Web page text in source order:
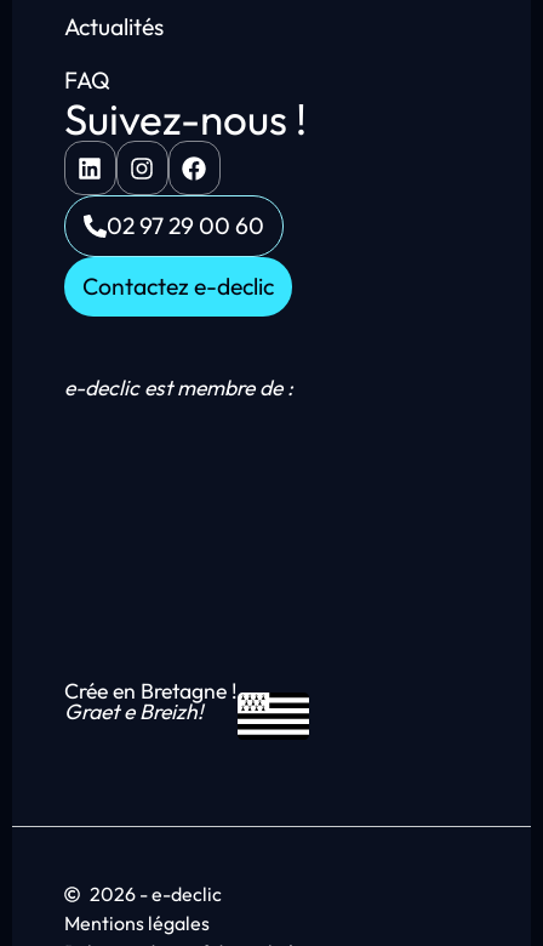
Actualités
FAQ
Suivez-nous !
02 97 29 00 60
Contactez e-declic
e-declic est membre de :
Crée en Bretagne !
Graet e Breizh!
2026 - e-declic
Mentions légales